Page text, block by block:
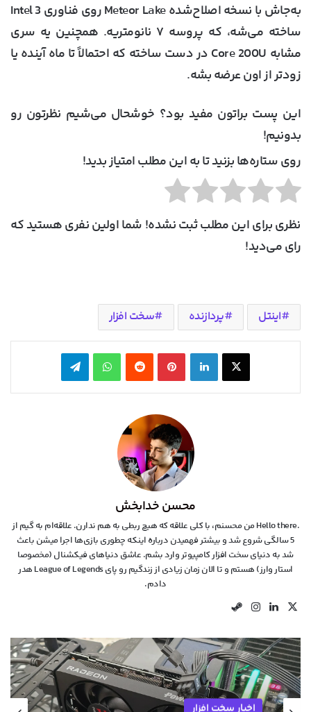
به‌جاش با نسخه اصلاح‌شده Meteor Lake روی فناوری Intel 3
ساخته می‌شه، که پروسه ۷ نانومتریه. همچنین یه سری
مشابه Core 200U در دست ساخته که احتمالاً تا ماه آینده یا
زودتر از اون عرضه بشه.
این پست براتون مفید بود؟ خوشحال می‌شیم نظرتون رو
بدونیم!
روی ستاره‌ها بزنید تا به این مطلب امتیاز بدید!
نظری برای این مطلب ثبت نشده! شما اولین نفری هستید که
رای می‌دید!
اینتل پردازنده سخت افزار
X لینکدین ‫پین‌ترست‫رددیت واتس آپ تلگرام
محسن خدابخش
.Hello there من محسنم، با کلی علاقه که هیچ ربطی به هم ندارن. علاقه‌ام به گیم از
5 سالگی شروع شد و بیشتر فهمیدن درباره اینکه چطوری بازی‌ها اجرا میشن باعث
شد به دنیای سخت افزار کامپیوتر وارد بشم. عاشق دنیاهای فیکشنال (مخصوصا
استار وارز) هستم و تا الان زمان زیادی از زندگیم رو پای League of Legends هدر
دادم.
X لینکدیناینستاگرام
اخبار سخت افزار